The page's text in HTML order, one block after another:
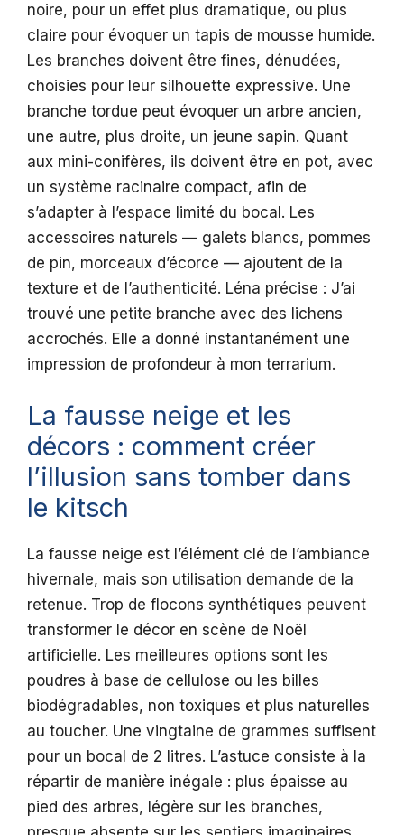
noire, pour un effet plus dramatique, ou plus
claire pour évoquer un tapis de mousse humide.
Les branches doivent être fines, dénudées,
choisies pour leur silhouette expressive. Une
branche tordue peut évoquer un arbre ancien,
une autre, plus droite, un jeune sapin. Quant
aux mini-conifères, ils doivent être en pot, avec
un système racinaire compact, afin de
s’adapter à l’espace limité du bocal. Les
accessoires naturels — galets blancs, pommes
de pin, morceaux d’écorce — ajoutent de la
texture et de l’authenticité. Léna précise : J’ai
trouvé une petite branche avec des lichens
accrochés. Elle a donné instantanément une
impression de profondeur à mon terrarium.
La fausse neige et les
décors : comment créer
l’illusion sans tomber dans
le kitsch
La fausse neige est l’élément clé de l’ambiance
hivernale, mais son utilisation demande de la
retenue. Trop de flocons synthétiques peuvent
transformer le décor en scène de Noël
artificielle. Les meilleures options sont les
poudres à base de cellulose ou les billes
biodégradables, non toxiques et plus naturelles
au toucher. Une vingtaine de grammes suffisent
pour un bocal de 2 litres. L’astuce consiste à la
répartir de manière inégale : plus épaisse au
pied des arbres, légère sur les branches,